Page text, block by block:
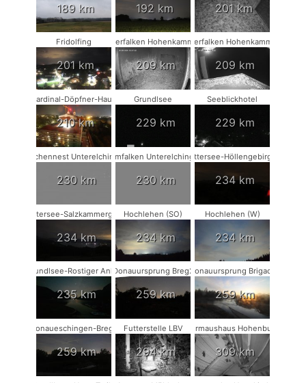
189 km 192 km 201 km
Fridolfing
201 km
Wanderfalken Hohenkammer #1
209 km
Wanderfalken Hohenkammer #2
209 km
Kardinal-Döpfner-Haus
210 km
Grundlsee
229 km
Seeblickhotel
229 km
Storchennest Unterelchingen
230 km
Turmfalken Unterelchingen
230 km
Attersee-Höllengebirge
234 km
Attersee-Salzkammergut
234 km
Hochlehen (SO)
234 km
Hochlehen (W)
234 km
Grundlsee-Rostiger Anker
235 km
Donauursprung Breg2
259 km
Donauursprung Brigach
259 km
Donaueschingen-Breg2
259 km
Futterstelle LBV
294 km
Fledermaushaus Hohenburg #2
309 km